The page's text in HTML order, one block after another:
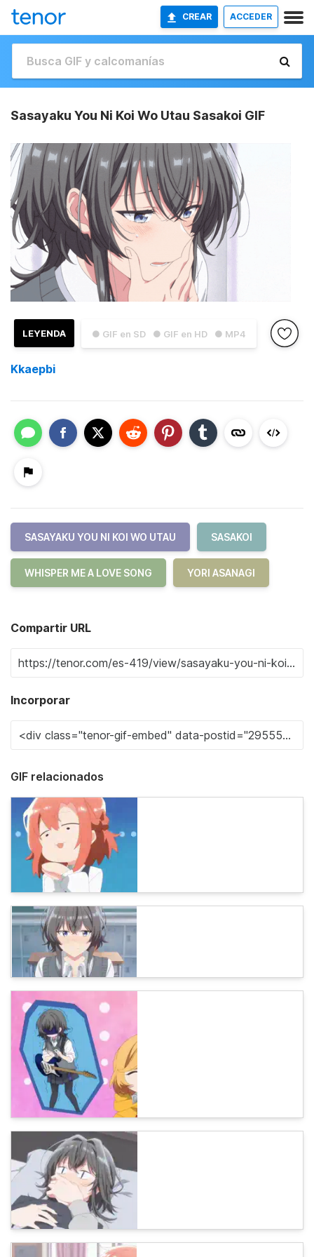
CREAR ACCEDER
Sasayaku You Ni Koi Wo Utau Sasakoi GIF
● GIF en SD ● GIF en HD ● MP4
LEYENDA
Kkaepbi
SASAYAKU YOU NI KOI WO UTAU SASAKOI
WHISPER ME A LOVE SONG YORI ASANAGI
Compartir URL
Incorporar
GIF relacionados